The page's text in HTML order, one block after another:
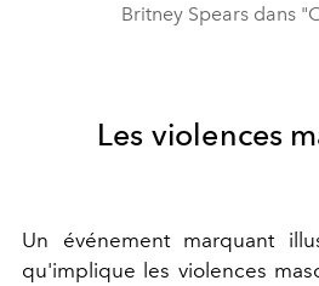
Britney Spears dans
Les violences
Un événement marquant
qu'implique les violences